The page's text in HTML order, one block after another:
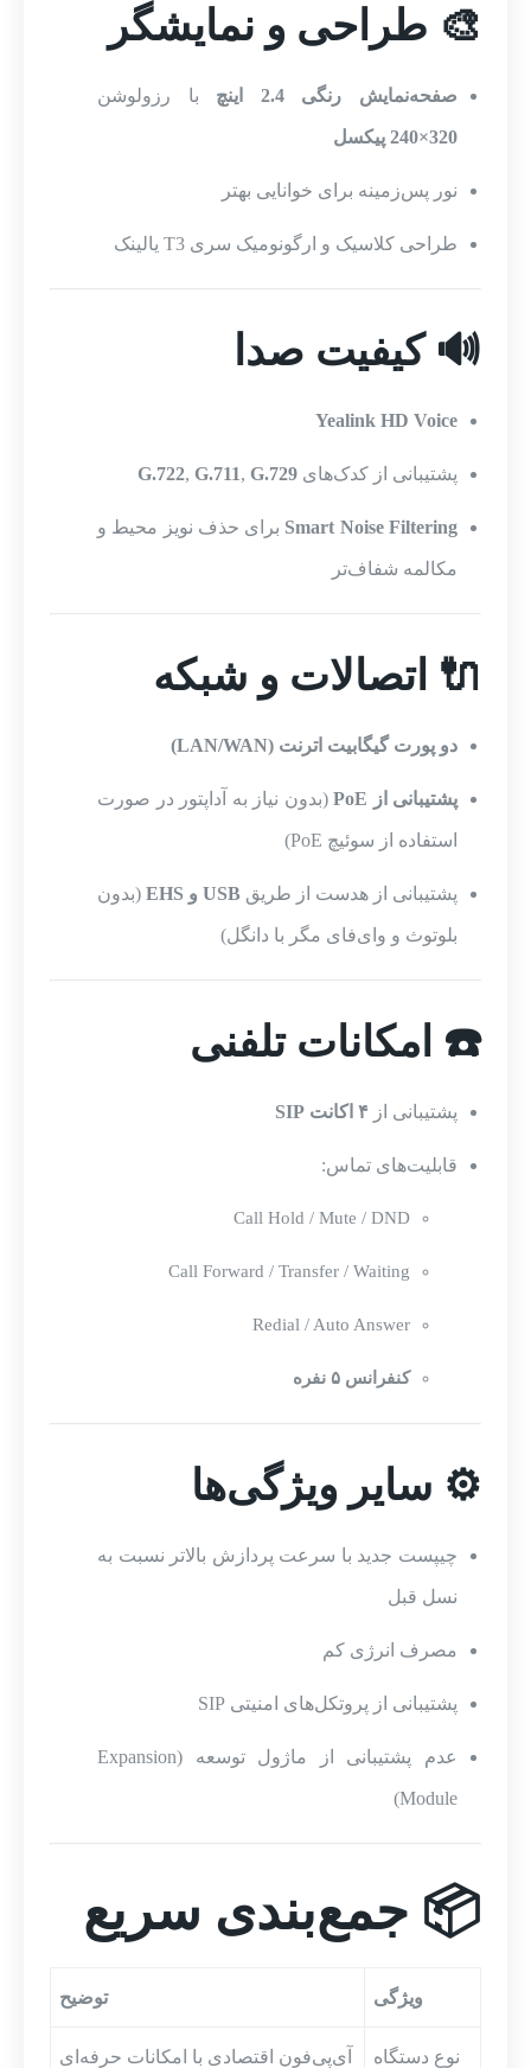
🎨 طراحی و نمایشگر
صفحه‌نمایش رنگی 2.4 اینچ با رزولوشن
320×240 پیکسل
نور پس‌زمینه برای خوانایی بهتر
طراحی کلاسیک و ارگونومیک سری T3 یالینک
🔊 کیفیت صدا
Yealink HD Voice
پشتیبانی از کدک‌های G.722, G.711, G.729
Smart Noise Filtering برای حذف نویز محیط و
مکالمه شفاف‌تر
🔌 اتصالات و شبکه
دو پورت گیگابیت اترنت (LAN/WAN)
پشتیبانی از PoE (بدون نیاز به آداپتور در صورت
استفاده از سوئیچ PoE)
پشتیبانی از هدست از طریق USB و EHS (بدون
بلوتوث و وای‌فای مگر با دانگل)
☎️ امکانات تلفنی
پشتیبانی از ۴ اکانت SIP
قابلیت‌های تماس:
Call Hold / Mute / DND
Call Forward / Transfer / Waiting
Redial / Auto Answer
کنفرانس ۵ نفره
⚙️ سایر ویژگی‌ها
چیپست جدید با سرعت پردازش بالاتر نسبت به
نسل قبل
مصرف انرژی کم
پشتیبانی از پروتکل‌های امنیتی SIP
عدم پشتیبانی از ماژول توسعه (Expansion
Module)
📦 جمع‌بندی سریع
ویژگی توضیح
نوع دستگاه آی‌پی‌فون اقتصادی با امکانات حرفه‌ای